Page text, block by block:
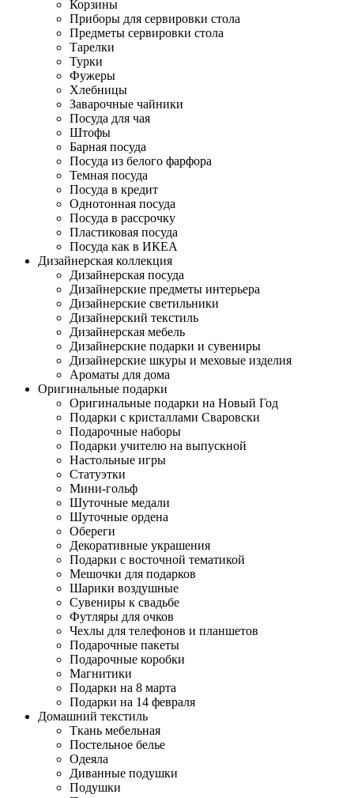
Корзины
Приборы для сервировки стола
Предметы сервировки стола
Тарелки
Турки
Фужеры
Хлебницы
Заварочные чайники
Посуда для чая
Штофы
Барная посуда
Посуда из белого фарфора
Темная посуда
Посуда в кредит
Однотонная посуда
Посуда в рассрочку
Пластиковая посуда
Посуда как в ИКЕА
Дизайнерская коллекция
Дизайнерская посуда
Дизайнерские предметы интерьера
Дизайнерские светильники
Дизайнерский текстиль
Дизайнерская мебель
Дизайнерские подарки и сувениры
Дизайнерские шкуры и меховые изделия
Ароматы для дома
Оригинальные подарки
Оригинальные подарки на Новый Год
Подарки с кристаллами Сваровски
Подарочные наборы
Подарки учителю на выпускной
Настольные игры
Статуэтки
Мини-гольф
Шуточные медали
Шуточные ордена
Обереги
Декоративные украшения
Подарки с восточной тематикой
Мешочки для подарков
Шарики воздушные
Сувениры к свадьбе
Футляры для очков
Чехлы для телефонов и планшетов
Подарочные пакеты
Подарочные коробки
Магнитики
Подарки на 8 марта
Подарки на 14 февраля
Домашний текстиль
Ткань мебельная
Постельное белье
Одеяла
Диванные подушки
Подушки